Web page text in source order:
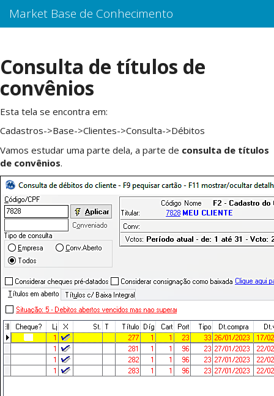
Market Base de Conhecimento
Consulta de títulos de
convênios
Esta tela se encontra em:
Cadastros->Base->Clientes->Consulta->Débitos
Vamos estudar uma parte dela, a parte de consulta de títulos
de convênios.